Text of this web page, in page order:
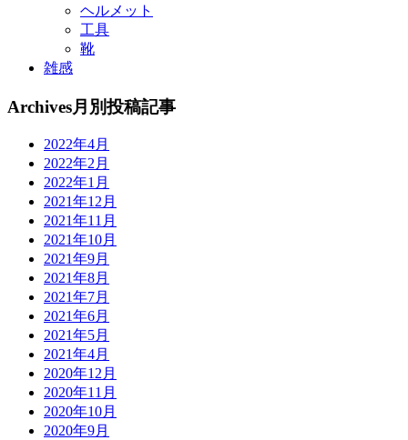
ヘルメット
工具
靴
雑感
Archives月別投稿記事
2022年4月
2022年2月
2022年1月
2021年12月
2021年11月
2021年10月
2021年9月
2021年8月
2021年7月
2021年6月
2021年5月
2021年4月
2020年12月
2020年11月
2020年10月
2020年9月